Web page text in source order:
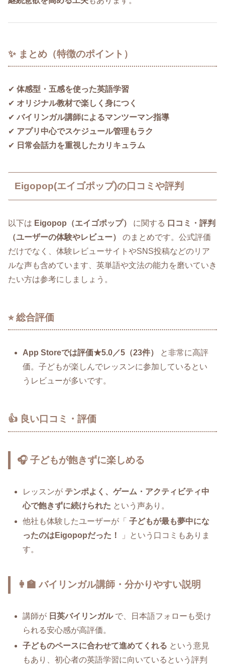
✨ まとめ（特徴のポイント）
✔ 体感型・五感を使った英語学習
✔ オリジナル教材で楽しく身につく
✔ バイリンガル講師によるマンツーマン指導
✔ アプリ中心でスケジュール管理もラク
✔ 日常会話力を重視したカリキュラム
Eigopop(エイゴポップ)の口コミや評判
以下は Eigopop（エイゴポップ） に関する 口コミ・評判
（ユーザーの体験やレビュー）
のまとめです。公式評価
だけでなく、体験レビューサイトやSNS投稿などのリア
ルな声も含めています、英単語や文法の能力を磨いていき
たい方は参考にしましょう。
⭐︎ 総合評価
App Storeでは評価★5.0／5（23件）
と非常に高評
価。子どもが楽しんでレッスンに参加しているとい
うレビューが多いです。
👍 良い口コミ・評価
🎧 子どもが飽きずに楽しめる
レッスンが テンポよく、ゲーム・アクティビティ中
心で飽きずに続けられた という声あり。
他社も体験したユーザーが「子どもが最も夢中にな
ったのはEigopopだった！
」という口コミもありま
す。
👩‍🏫 バイリンガル講師・分かりやすい説明
講師が 日英バイリンガルで、日本語フォローも受け
られる安心感が高評価。
子どものペースに合わせて進めてくれる という意見
もあり、初心者の英語学習に向いているという評判